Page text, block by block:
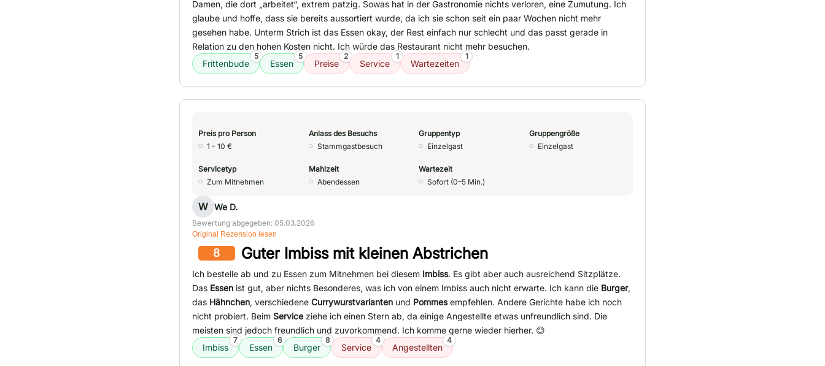
Damen, die dort „arbeitet“, extrem patzig. Sowas hat in der Gastronomie nichts verloren, eine Zumutung. Ich
glaube und hoffe, dass sie bereits aussortiert wurde, da ich sie schon seit ein paar Wochen nicht mehr
gesehen habe. Unterm Strich ist das Essen okay, der Rest einfach nur schlecht und das passt gerade in
Relation zu den hohen Kosten nicht. Ich würde das Restaurant nicht mehr besuchen.
Frittenbude
5
Essen
5
Preise
2
Service
1
Wartezeiten
1
Preis pro Person
1 - 10 €
Anlass des Besuchs
Stammgastbesuch
Gruppentyp
Einzelgast
Gruppengröße
Einzelgast
Servicetyp
Zum Mitnehmen
Mahlzeit
Abendessen
Wartezeit
Sofort (0–5 Min.)
W We D.
Bewertung abgegeben: 05.03.2026
Original Rezension lesen
8 Guter Imbiss mit kleinen Abstrichen
Ich bestelle ab und zu Essen zum Mitnehmen bei diesem Imbiss. Es gibt aber auch ausreichend Sitzplätze.
Das Essen ist gut, aber nichts Besonderes, was ich von einem Imbiss auch nicht erwarte. Ich kann die Burger,
das Hähnchen, verschiedene Currywurstvarianten und Pommesempfehlen. Andere Gerichte habe ich noch
nicht probiert. Beim Service ziehe ich einen Stern ab, da einige Angestellte etwas unfreundlich sind. Die
meisten sind jedoch freundlich und zuvorkommend. Ich komme gerne wieder hierher. 😊
Imbiss
7
Essen
6
Burger
8
Service
4
Angestellten
4